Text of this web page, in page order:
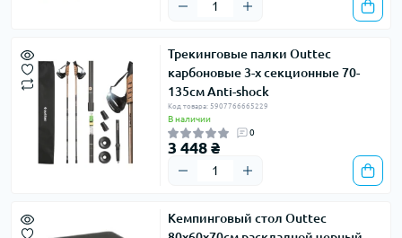
Трекинговые палки Outtec
карбоновые 3-х секционные 70-
135см Anti-shock
Код товара: 5907766665229
В наличии
0
3 448 ₴
Кемпинговый стол Outtec